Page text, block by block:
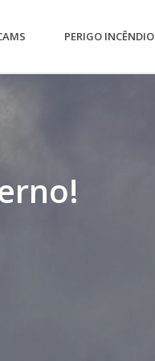
PERIGO INCÊNDIO